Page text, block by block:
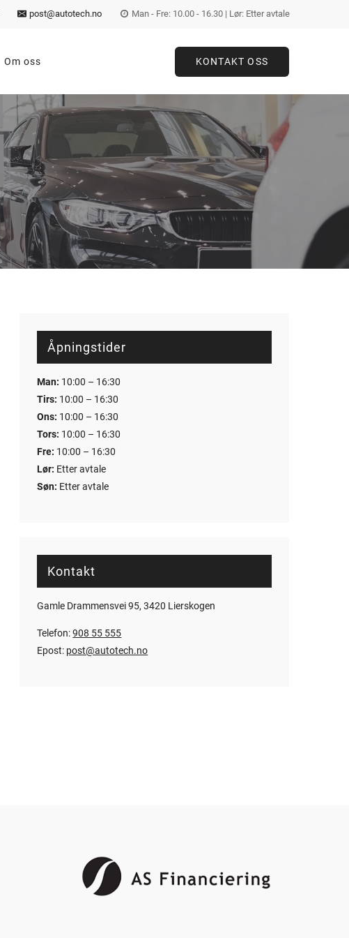
post@autotech.no Man - Fre: 10.00 - 16.30 | Lør: Etter avtale
Om oss KONTAKT OSS
Åpningstider
Man: 10:00 – 16:30
Tirs: 10:00 – 16:30
Ons: 10:00 – 16:30
Tors: 10:00 – 16:30
Fre: 10:00 – 16:30
Lør: Etter avtale
Søn: Etter avtale
Kontakt
Gamle Drammensvei 95, 3420 Lierskogen
Telefon:908 55 555
Epost: post@autotech.no